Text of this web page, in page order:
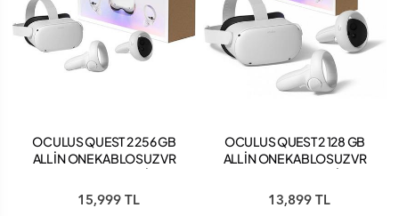
OCULUS QUEST 2 256 GB
ALL İN ONE KABLOSUZ VR
GÖZLÜĞÜ
15,999 TL
OCULUS QUEST 2 128 GB
ALL İN ONE KABLOSUZ VR
GÖZLÜĞÜ
13,899 TL